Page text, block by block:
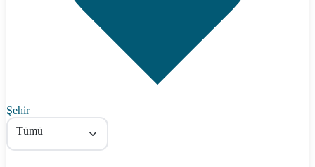
Şehir
Tümü